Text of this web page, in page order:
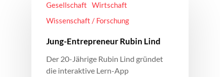
Gesellschaft
Wirtschaft
Wissenschaft / Forschung
Jung-Entrepreneur Rubin Lind
Der 20-Jährige Rubin Lind gründet
die interaktive Lern-App